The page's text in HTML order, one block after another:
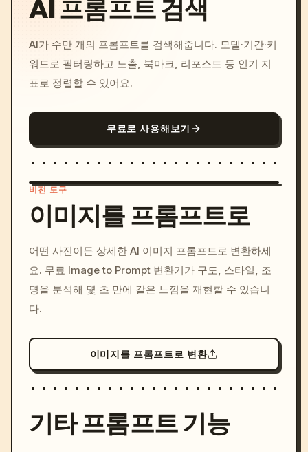
AI 프롬프트 검색
AI가 수만 개의 프롬프트를 검색해줍니다. 모델·기간·키
워드로 필터링하고 노출, 북마크, 리포스트 등 인기 지
표로 정렬할 수 있어요.
무료로 사용해보기
c, cyberpunk sunset, neon
colors, 8k --v 6.0
비전 도구
이미지를 프롬프트로
어떤 사진이든 상세한 AI 이미지 프롬프트로 변환하세
요. 무료 Image to Prompt 변환기가 구도, 스타일, 조
명을 분석해 몇 초 만에 같은 느낌을 재현할 수 있습니
다.
이미지를 프롬프트로 변환
기타 프롬프트 기능